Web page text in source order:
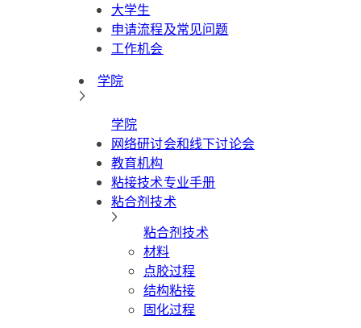
大学生
申请流程及常见问题
工作机会
学院
学院
网络研讨会和线下讨论会
教育机构
粘接技术专业手册
粘合剂技术
粘合剂技术
材料
点胶过程
结构粘接
固化过程